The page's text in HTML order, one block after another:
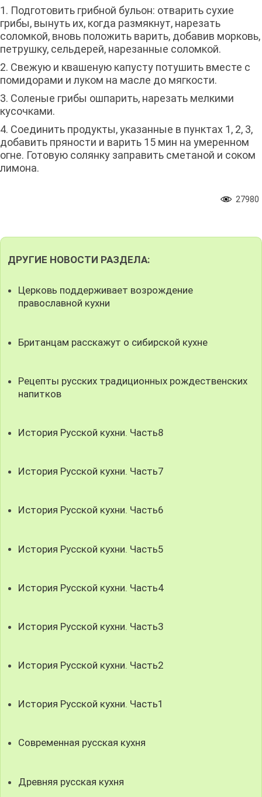
1. Подготовить грибной бульон: отварить сухие
грибы, вынуть их, когда размякнут, нарезать
соломкой, вновь положить варить, добавив морковь,
петрушку, сельдерей, нарезанные соломкой.
2. Свежую и квашеную капусту потушить вместе с
помидорами и луком на масле до мягкости.
3. Соленые грибы ошпарить, нарезать мелкими
кусочками.
4. Соединить продукты, указанные в пунктах 1, 2, 3,
добавить пряности и варить 15 мин на умеренном
огне. Готовую солянку заправить сметаной и соком
лимона.
27980
ДРУГИЕ НОВОСТИ РАЗДЕЛА:
Церковь поддерживает возрождение
православной кухни
Британцам расскажут о сибирской кухне
Рецепты русских традиционных рождественских
напитков
История Русской кухни. Часть8
История Русской кухни. Часть7
История Русской кухни. Часть6
История Русской кухни. Часть5
История Русской кухни. Часть4
История Русской кухни. Часть3
История Русской кухни. Часть2
История Русской кухни. Часть1
Современная русская кухня
Древняя русская кухня